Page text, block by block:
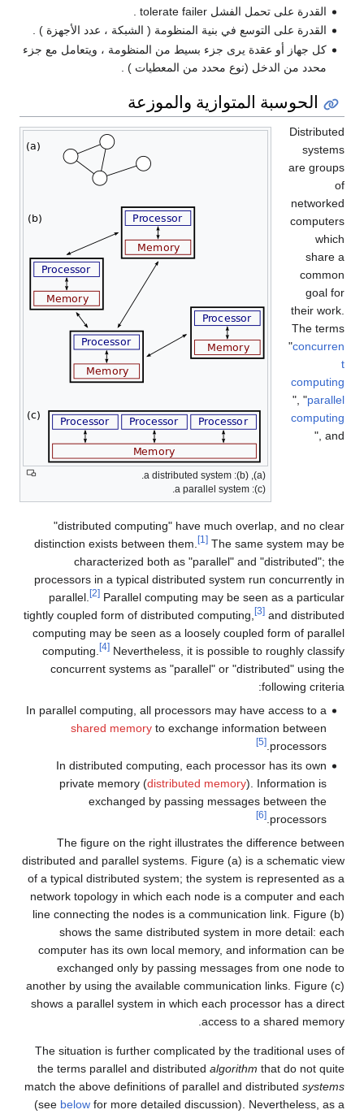
القدرة على تحمل الفشل tolerate failer .
القدرة على التوسع في بنية المنظومة ( الشبكة ، عدد الأجهزة ) .
كل جهاز أو عقدة يرى جزء بسيط من المنظومة ، ويتعامل مع جزء
محدد من الدخل (نوع محدد من المعطيات ) .
الحوسبة المتوازية والموزعة
(a), (b): a distributed system.
(c): a parallel system.
Distributed
systems
are groups
of
networked
computers
which
share a
common
goal for
their work.
The terms
"concurren
t
computing
", "parallel
computing
", and
"distributed computing" have much overlap, and no clear
distinction exists between them.
[1] The same system may be
characterized both as "parallel" and "distributed"; the
processors in a typical distributed system run concurrently in
parallel.
[2] Parallel computing may be seen as a particular
tightly coupled form of distributed computing,
[3] and distributed
computing may be seen as a loosely coupled form of parallel
computing.
[4] Nevertheless, it is possible to roughly classify
concurrent systems as "parallel" or "distributed" using the
following criteria:
In parallel computing, all processors may have access to a
shared memoryto exchange information between
processors.
[5]
In distributed computing, each processor has its own
private memory (distributed memory). Information is
exchanged by passing messages between the
processors.
[6]
The figure on the right illustrates the difference between
distributed and parallel systems. Figure (a) is a schematic view
of a typical distributed system; the system is represented as a
network topology in which each node is a computer and each
line connecting the nodes is a communication link. Figure (b)
shows the same distributed system in more detail: each
computer has its own local memory, and information can be
exchanged only by passing messages from one node to
another by using the available communication links. Figure (c)
shows a parallel system in which each processor has a direct
access to a shared memory.
The situation is further complicated by the traditional uses of
the terms parallel and distributed algorithm that do not quite
match the above definitions of parallel and distributed systems
(see below for more detailed discussion). Nevertheless, as a